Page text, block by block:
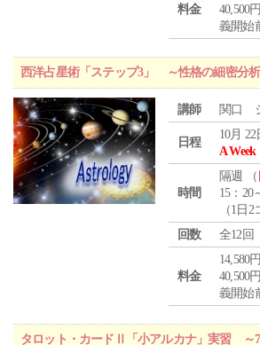
料金
40,500
義開始
西洋占星術「ステップ3」 ～性格の細密分
講師 関口
日程
10月 22
A Week
時間
隔週 （
15：20
（1日2
回数
全12回
料金
14,580
40,500
義開始
タロット・カードⅡ「小アルカナ」実習 ～